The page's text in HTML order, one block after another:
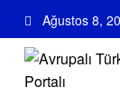
atla
Ağustos 8,